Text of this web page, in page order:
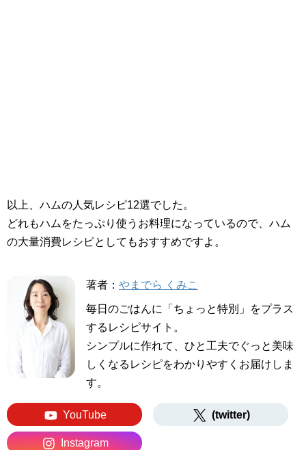
以上、ハムの人気レシピ12選でした。
どれもハムをたっぷり使うお料理になっているので、ハム
の大量消費レシピとしてもおすすめですよ。
著者： やまでら くみこ
毎日のごはんに「ちょっと特別」をプラス
するレシピサイト。
シンプルに作れて、ひと工夫でぐっと美味
しくなるレシピをわかりやすくお届けしま
す。
YouTube (twitter)
Instagram